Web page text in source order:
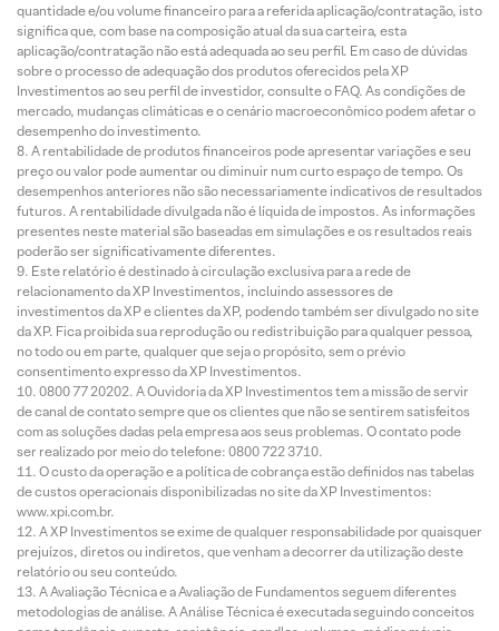
quantidade e/ou volume financeiro para a referida aplicação/contratação, isto
significa que, com base na composição atual da sua carteira, esta
aplicação/contratação não está adequada ao seu perfil. Em caso de dúvidas
sobre o processo de adequação dos produtos oferecidos pela XP
Investimentos ao seu perfil de investidor, consulte o FAQ. As condições de
mercado, mudanças climáticas e o cenário macroeconômico podem afetar o
desempenho do investimento.
A rentabilidade de produtos financeiros pode apresentar variações e seu
preço ou valor pode aumentar ou diminuir num curto espaço de tempo. Os
desempenhos anteriores não são necessariamente indicativos de resultados
futuros. A rentabilidade divulgada não é líquida de impostos. As informações
presentes neste material são baseadas em simulações e os resultados reais
poderão ser significativamente diferentes.
Este relatório é destinado à circulação exclusiva para a rede de
relacionamento da XP Investimentos, incluindo assessores de
investimentos da XP e clientes da XP, podendo também ser divulgado no site
da XP. Fica proibida sua reprodução ou redistribuição para qualquer pessoa,
no todo ou em parte, qualquer que seja o propósito, sem o prévio
consentimento expresso da XP Investimentos.
0800 77 20202. A Ouvidoria da XP Investimentos tem a missão de servir
de canal de contato sempre que os clientes que não se sentirem satisfeitos
com as soluções dadas pela empresa aos seus problemas. O contato pode
ser realizado por meio do telefone: 0800 722 3710.
O custo da operação e a política de cobrança estão definidos nas tabelas
de custos operacionais disponibilizadas no site da XP Investimentos:
www.xpi.com.br.
A XP Investimentos se exime de qualquer responsabilidade por quaisquer
prejuízos, diretos ou indiretos, que venham a decorrer da utilização deste
relatório ou seu conteúdo.
A Avaliação Técnica e a Avaliação de Fundamentos seguem diferentes
metodologias de análise. A Análise Técnica é executada seguindo conceitos